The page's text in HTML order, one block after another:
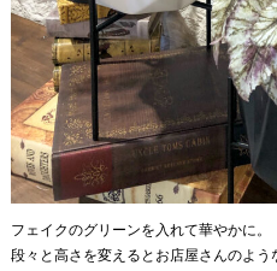
フェイクのグリーンを入れて華やかに。
段々と高さを変えるとお店屋さんのよう